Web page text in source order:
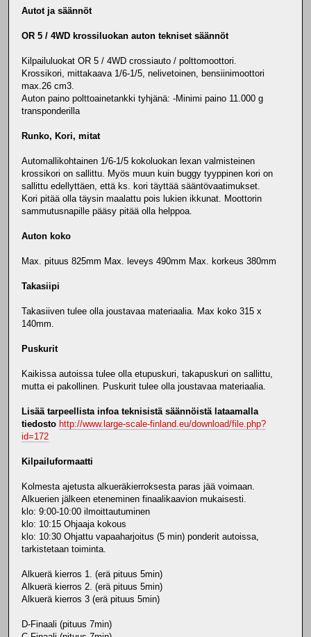
Autot ja säännöt
OR 5 / 4WD krossiluokan auton tekniset säännöt
Kilpailuluokat OR 5 / 4WD crossiauto / polttomoottori.
Krossikori, mittakaava 1/6-1/5, nelivetoinen, bensiinimoottori
max.26 cm3.
Auton paino polttoainetankki tyhjänä: -Minimi paino 11.000 g
transponderilla
Runko, Kori, mitat
Automallikohtainen 1/6-1/5 kokoluokan lexan valmisteinen
krossikori on sallittu. Myös muun kuin buggy tyyppinen kori on
sallittu edellyttäen, että ks. kori täyttää sääntövaatimukset.
Kori pitää olla täysin maalattu pois lukien ikkunat. Moottorin
sammutusnapille pääsy pitää olla helppoa.
Auton koko
Max. pituus 825mm Max. leveys 490mm Max. korkeus 380mm
Takasiipi
Takasiiven tulee olla joustavaa materiaalia. Max koko 315 x
140mm.
Puskurit
Kaikissa autoissa tulee olla etupuskuri, takapuskuri on sallittu,
mutta ei pakollinen. Puskurit tulee olla joustavaa materiaalia.
Lisää tarpeellista infoa teknisistä säännöistä lataamalla
tiedosto http://www.large-scale-finland.eu/download/file.php?
id=172
Kilpailuformaatti
Kolmesta ajetusta alkueräkierroksesta paras jää voimaan.
Alkuerien jälkeen eteneminen finaalikaavion mukaisesti.
klo: 9:00-10:00 ilmoittautuminen
klo: 10:15 Ohjaaja kokous
klo: 10:30 Ohjattu vapaaharjoitus (5 min) ponderit autoissa,
tarkistetaan toiminta.
Alkuerä kierros 1. (erä pituus 5min)
Alkuerä kierros 2. (erä pituus 5min)
Alkuerä kierros 3 (erä pituus 5min)
D-Finaali (pituus 7min)